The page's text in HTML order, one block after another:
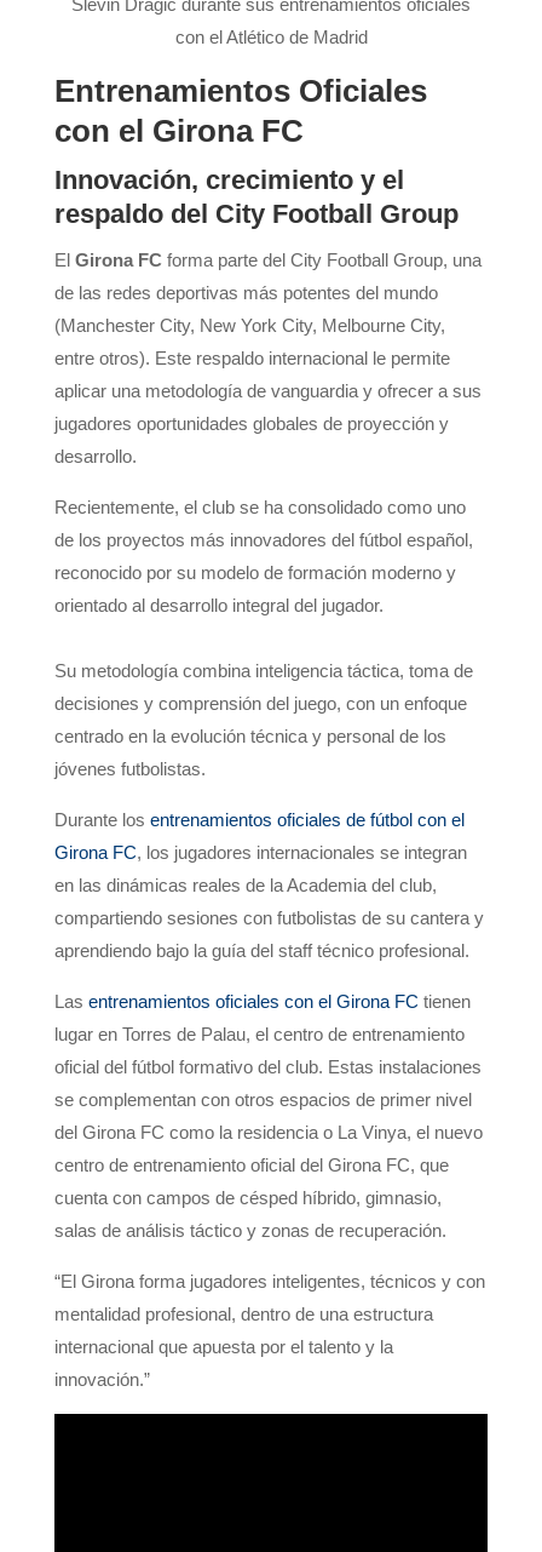
con el Atlético de Madrid
Entrenamientos Oficiales
con el Girona FC
Innovación, crecimiento y el
respaldo del City Football Group
El Girona FC forma parte del City Football Group, una
de las redes deportivas más potentes del mundo
(Manchester City, New York City, Melbourne City,
entre otros). Este respaldo internacional le permite
aplicar una metodología de vanguardia y ofrecer a sus
jugadores oportunidades globales de proyección y
desarrollo.
Recientemente, el club se ha consolidado como uno
de los proyectos más innovadores del fútbol español,
reconocido por su modelo de formación moderno y
orientado al desarrollo integral del jugador.
Su metodología combina inteligencia táctica, toma de
decisiones y comprensión del juego, con un enfoque
centrado en la evolución técnica y personal de los
jóvenes futbolistas.
Durante los entrenamientos oficiales de fútbol con el
Girona FC, los jugadores internacionales se integran
en las dinámicas reales de la Academia del club,
compartiendo sesiones con futbolistas de su cantera y
aprendiendo bajo la guía del staff técnico profesional.
Las entrenamientos oficiales con el Girona FC tienen
lugar en Torres de Palau, el centro de entrenamiento
oficial del fútbol formativo del club. Estas instalaciones
se complementan con otros espacios de primer nivel
del Girona FC como la residencia o La Vinya, el nuevo
centro de entrenamiento oficial del Girona FC, que
cuenta con campos de césped híbrido, gimnasio,
salas de análisis táctico y zonas de recuperación.
“El Girona forma jugadores inteligentes, técnicos y con
mentalidad profesional, dentro de una estructura
internacional que apuesta por el talento y la
innovación.”